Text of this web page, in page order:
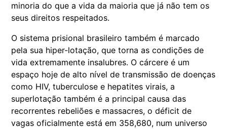
minoria do que a vida da maioria que já não tem os
seus direitos respeitados.
O sistema prisional brasileiro também é marcado
pela sua hiper-lotação, que torna as condições de
vida extremamente insalubres. O cárcere é um
espaço hoje de alto nível de transmissão de doenças
como HIV, tuberculose e hepatites virais, a
superlotação também é a principal causa das
recorrentes rebeliões e massacres, o déficit de
vagas oficialmente está em 358,680, num universo